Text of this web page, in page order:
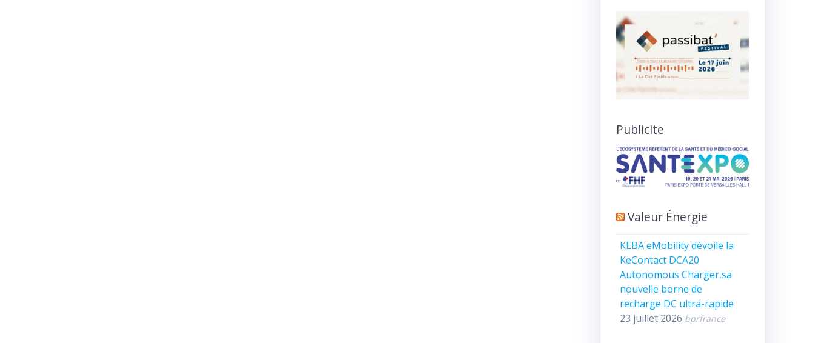
Publicite
Valeur Énergie
KEBA eMobility dévoile la
KeContact DCA20
Autonomous Charger,sa
nouvelle borne de
recharge DC ultra-rapide
23 juillet 2026 bprfrance